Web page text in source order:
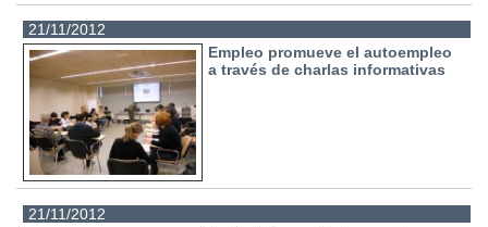
21/11/2012
Empleo promueve el autoempleo
a través de charlas informativas
21/11/2012